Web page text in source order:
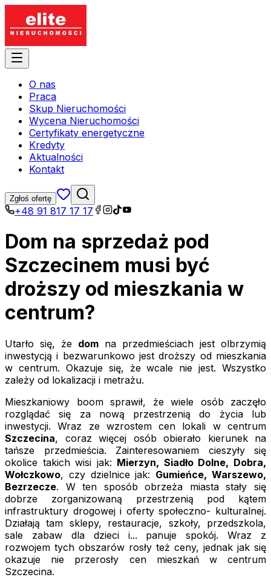
O nas
Praca
Skup Nieruchomości
Wycena Nieruchomości
Certyfikaty energetyczne
Kredyty
Aktualności
Kontakt
Zgłoś ofertę
+48 91 817 17 17
Dom na sprzedaż pod
Szczecinem musi być
droższy od mieszkania w
centrum?
Utarło się, że dom na przedmieściach jest olbrzymią
inwestycją i bezwarunkowo jest droższy od mieszkania
w centrum. Okazuje się, że wcale nie jest. Wszystko
zależy od lokalizacji i metrażu.
Mieszkaniowy boom sprawił, że wiele osób zaczęło
rozglądać się za nową przestrzenią do życia lub
inwestycji. Wraz ze wzrostem cen lokali w centrum
Szczecina, coraz więcej osób obierało kierunek na
tańsze przedmieścia. Zainteresowaniem cieszyły się
okolice takich wisi jak: Mierzyn, Siadło Dolne, Dobra,
Wołczkowo, czy dzielnice jak: Gumieńce, Warszewo,
Bezrzecze. W ten sposób obrzeża miasta stały się
dobrze zorganizowaną przestrzenią pod kątem
infrastruktury drogowej i oferty społeczno- kulturalnej.
Działają tam sklepy, restauracje, szkoły, przedszkola,
sale zabaw dla dzieci i... panuje spokój. Wraz z
rozwojem tych obszarów rosły też ceny, jednak jak się
okazuje nie przerosły cen mieszkań w centrum
Szczecina.